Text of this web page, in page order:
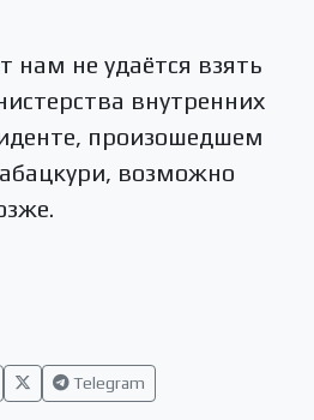
не удаётся взять
внутренних
произошедшем
возможно
Telegram